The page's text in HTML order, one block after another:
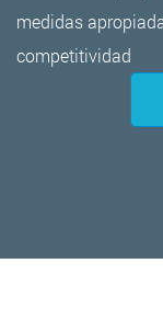
medidas
competitividad